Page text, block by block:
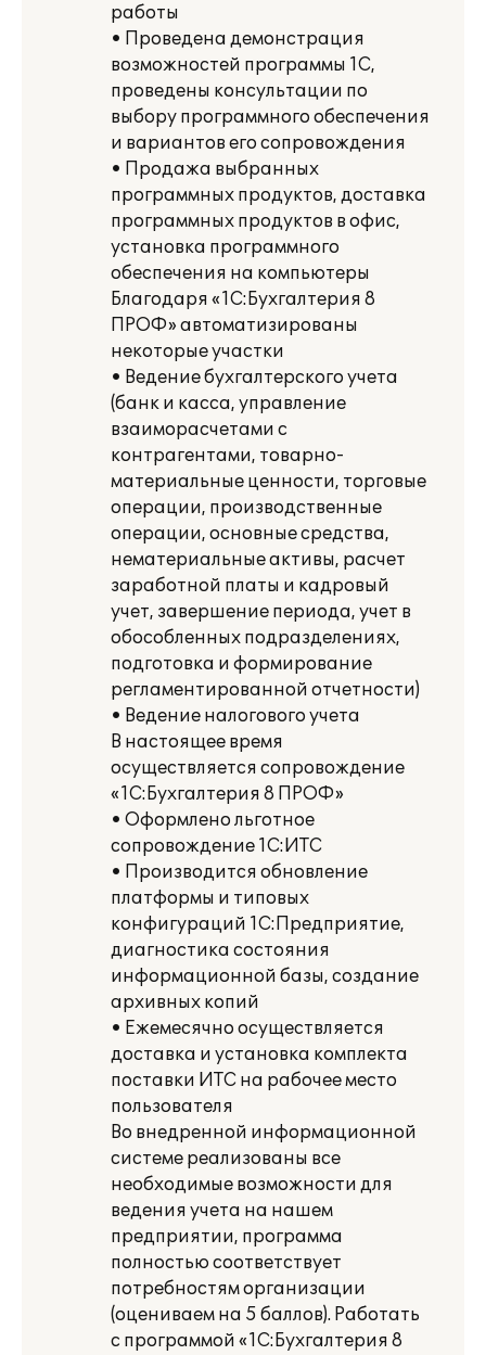
работы
• Проведена демонстрация
возможностей программы 1С,
проведены консультации по
выбору программного обеспечения
и вариантов его сопровождения
• Продажа выбранных
программных продуктов, доставка
программных продуктов в офис,
установка программного
обеспечения на компьютеры
Благодаря «1С:Бухгалтерия 8
ПРОФ» автоматизированы
некоторые участки
• Ведение бухгалтерского учета
(банк и касса, управление
взаиморасчетами с
контрагентами, товарно-
материальные ценности, торговые
операции, производственные
операции, основные средства,
нематериальные активы, расчет
заработной платы и кадровый
учет, завершение периода, учет в
обособленных подразделениях,
подготовка и формирование
регламентированной отчетности)
• Ведение налогового учета
В настоящее время
осуществляется сопровождение
«1С:Бухгалтерия 8 ПРОФ»
• Оформлено льготное
сопровождение 1С:ИТС
• Производится обновление
платформы и типовых
конфигураций 1С:Предприятие,
диагностика состояния
информационной базы, создание
архивных копий
• Ежемесячно осуществляется
доставка и установка комплекта
поставки ИТС на рабочее место
пользователя
Во внедренной информационной
системе реализованы все
необходимые возможности для
ведения учета на нашем
предприятии, программа
полностью соответствует
потребностям организации
(оцениваем на 5 баллов). Работать
с программой «1С:Бухгалтерия 8